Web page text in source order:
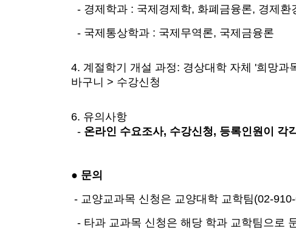
- 경제학과 : 국제경제학, 화폐금융론, 경제환
- 국제통상학과 : 국제무역론, 국제금융론
4. 계절학기 개설 과정: 경상대학 자체 '희망
바구니 > 수강신청
6. 유의사항
- 온라인 수요조사, 수강신청, 등록인원이 각
● 문의
- 교양교과목 신청은 교양대학 교학팀(02-
- 타과 교과목 신청은 해당 학과 교학팀으로